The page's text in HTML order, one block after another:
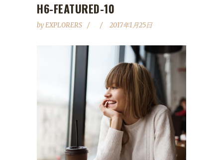
H6-FEATURED-10
byEXPLORERS 2017年1月25日